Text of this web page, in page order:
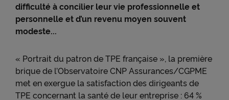
difficulté à concilier leur vie professionnelle et
personnelle et d’un revenu moyen souvent
modeste...
« Portrait du patron de TPE française », la première
brique de l’Observatoire CNP Assurances/CGPME
met en exergue la satisfaction des dirigeants de
TPE concernant la santé de leur entreprise : 64 %